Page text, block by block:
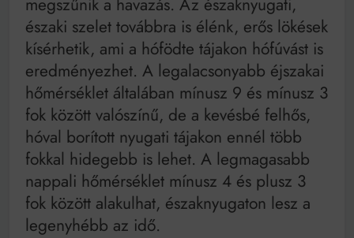
északi szelet továbbra is élénk, erős lökések
kísérhetik, ami a hófödte tájakon hófúvást is
eredményezhet. A legalacsonyabb éjszakai
hőmérséklet általában mínusz 9 és mínusz 3
fok között valószínű, de a kevésbé felhős,
hóval borított nyugati tájakon ennél több
fokkal hidegebb is lehet. A legmagasabb
nappali hőmérséklet mínusz 4 és plusz 3
fok között alakulhat, északnyugaton lesz a
legenyhébb az idő.